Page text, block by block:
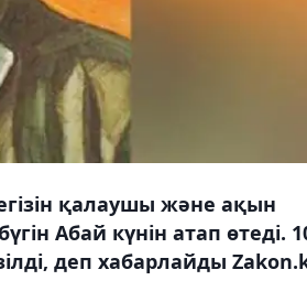
қалаушы және ақын
Абай күнін атап өтеді.
деп хабарлайды